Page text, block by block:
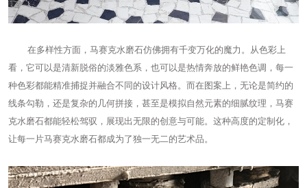
在多样性方面，马赛克水磨石仿佛拥有千变万化的魔力。从色彩上
看，它可以是清新脱俗的淡雅色系，也可以是热情奔放的鲜艳色调，每一
种色彩都能精准捕捉并融合不同的设计风格。而在图案上，无论是简约的
线条勾勒，还是复杂的几何拼接，甚至是模拟自然元素的细腻纹理，马赛
克水磨石都能轻松驾驭，展现出无限的创意与可能。这种高度的定制化，
让每一片马赛克水磨石都成为了独一无二的艺术品。